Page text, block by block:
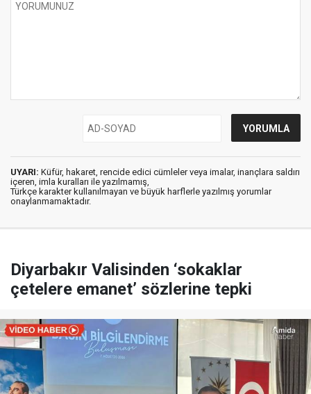
UYARI: Küfür, hakaret, rencide edici cümleler veya imalar, inançlara saldırı
içeren, imla kuralları ile yazılmamış,
Türkçe karakter kullanılmayan ve büyük harflerle yazılmış yorumlar
onaylanmamaktadır.
Diyarbakır Valisinden ‘sokaklar
çetelere emanet’ sözlerine tepki